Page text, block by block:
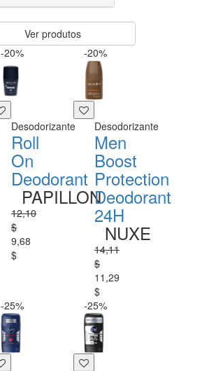
Ver produtos
-20%
Desodorizante
Roll
On
Deodorant
PAPILLON
12,10
$
9,68
$
-20%
Desodorizante
Men
Boost
Protection
Deodorant
24H
NUXE
14,11
$
11,29
$
-25%
-25%